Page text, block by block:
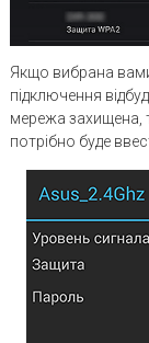
Якщо вибрана
підключення
мережа захищена,
потрібно буде